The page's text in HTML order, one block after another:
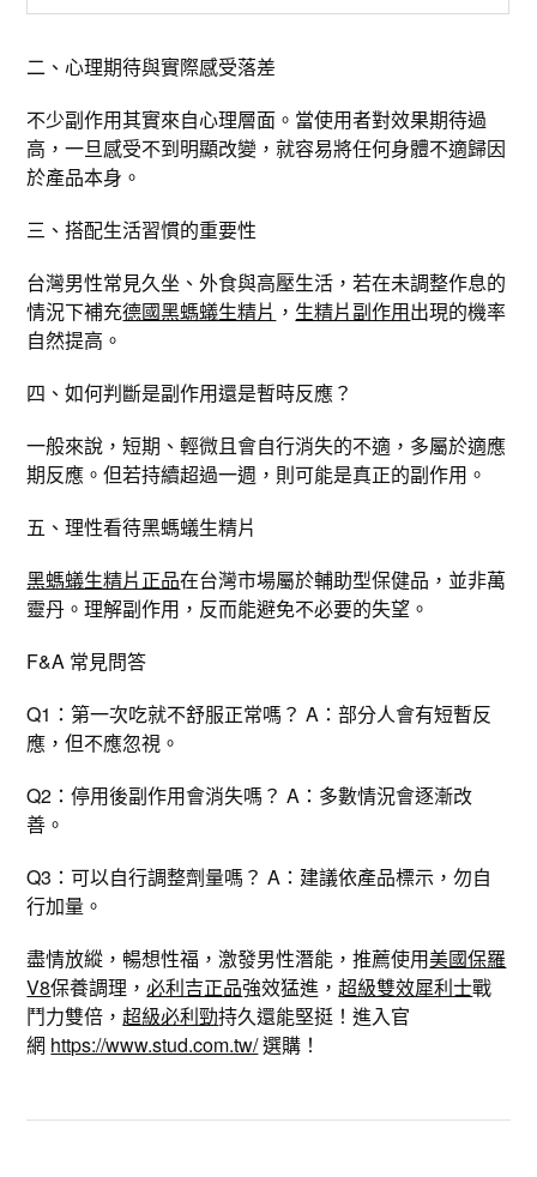
二、心理期待與實際感受落差
不少副作用其實來自心理層面。當使用者對效果期待過
高，一旦感受不到明顯改變，就容易將任何身體不適歸因
於產品本身。
三、搭配生活習慣的重要性
台灣男性常見久坐、外食與高壓生活，若在未調整作息的
情況下補充德國黑螞蟻生精片 ， 生精片副作用出現的機率
自然提高。
四、如何判斷是副作用還是暫時反應？
一般來說，短期、輕微且會自行消失的不適，多屬於適應
期反應。但若持續超過一週，則可能是真正的副作用。
五、理性看待黑螞蟻生精片
黑螞蟻生精片正品在台灣市場屬於輔助型保健品，並非萬
靈丹。理解副作用，反而能避免不必要的失望。
F&A 常見問答
Q1：第一次吃就不舒服正常嗎？ A：部分人會有短暫反
應，但不應忽視。
Q2：停用後副作用會消失嗎？ A：多數情況會逐漸改
善。
Q3：可以自行調整劑量嗎？ A：建議依產品標示，勿自
行加量。
盡情放縱，暢想性福，激發男性潛能，推薦使用美國保羅
V8保養調理，必利吉正品強效猛進，超級雙效犀利士戰
鬥力雙倍，超級必利勁持久還能堅挺！進入官
網 https://www.stud.com.tw/選購！